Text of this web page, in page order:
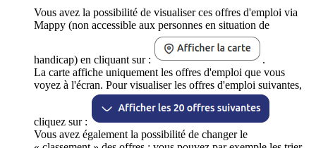
Vous avez la possibilité de visualiser ces offres d'emploi via
Mappy (non accessible aux personnes en situation de
handicap) en cliquant sur :
.
La carte affiche uniquement les offres d'emploi que vous
voyez à l'écran. Pour visualiser les offres d'emploi suivantes,
cliquez sur :
Vous avez également la possibilité de changer le